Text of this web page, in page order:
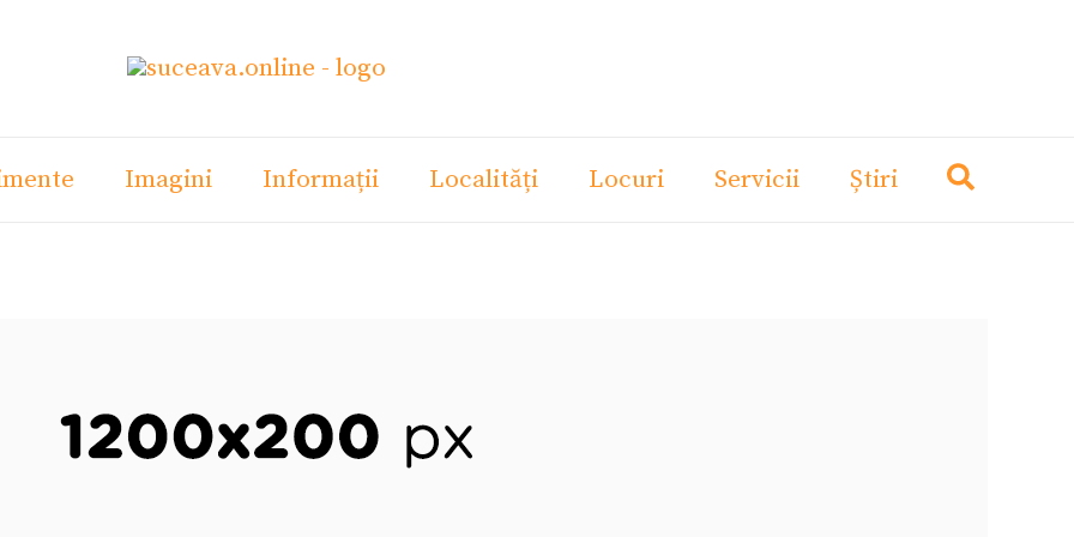
Imagini Informații Localități Locuri Servicii Știri